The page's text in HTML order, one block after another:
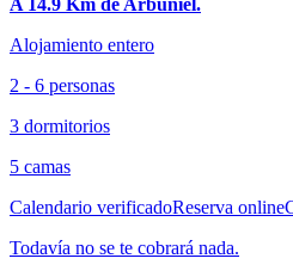
A 14.9 Km de Arbuniel.
Alojamiento entero
2 - 6 personas
3 dormitorios
5 camas
Calendario verificadoReserva online
Todavía no se te cobrará nada.